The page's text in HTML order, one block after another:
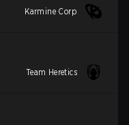
Karmine Corp
Team Heretics